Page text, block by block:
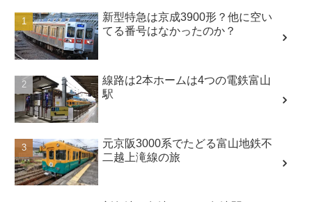
新型特急は京成3900形？他に空い
てる番号はなかったのか？
線路は2本ホームは4つの電鉄富山
駅
元京阪3000系でたどる富山地鉄不
二越上滝線の旅